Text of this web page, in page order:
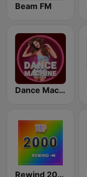
Beam FM
Dance Machine
Rewind 2000's